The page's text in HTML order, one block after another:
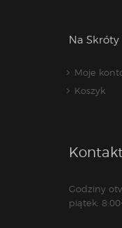
Na Skróty
Moje
Koszyk
Godziny
piątek: